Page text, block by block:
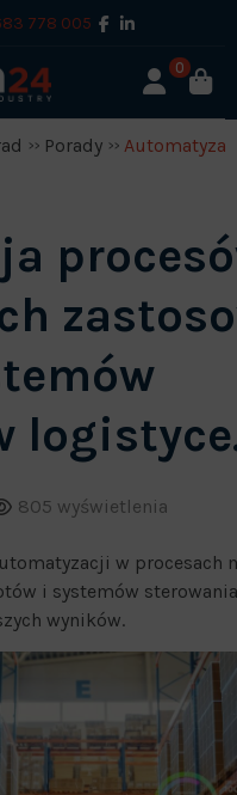
778 005
0
Porady
805 wyświetlenia
w procesach
i systemów
wyników.